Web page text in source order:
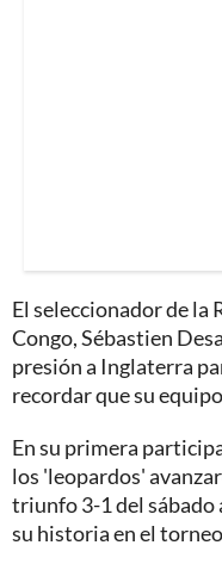
El seleccionador de la
Congo, Sébastien
presión a Inglaterra
recordar que su
En su primera
los 'leopardos'
triunfo 3-1 del sábado
su historia en el